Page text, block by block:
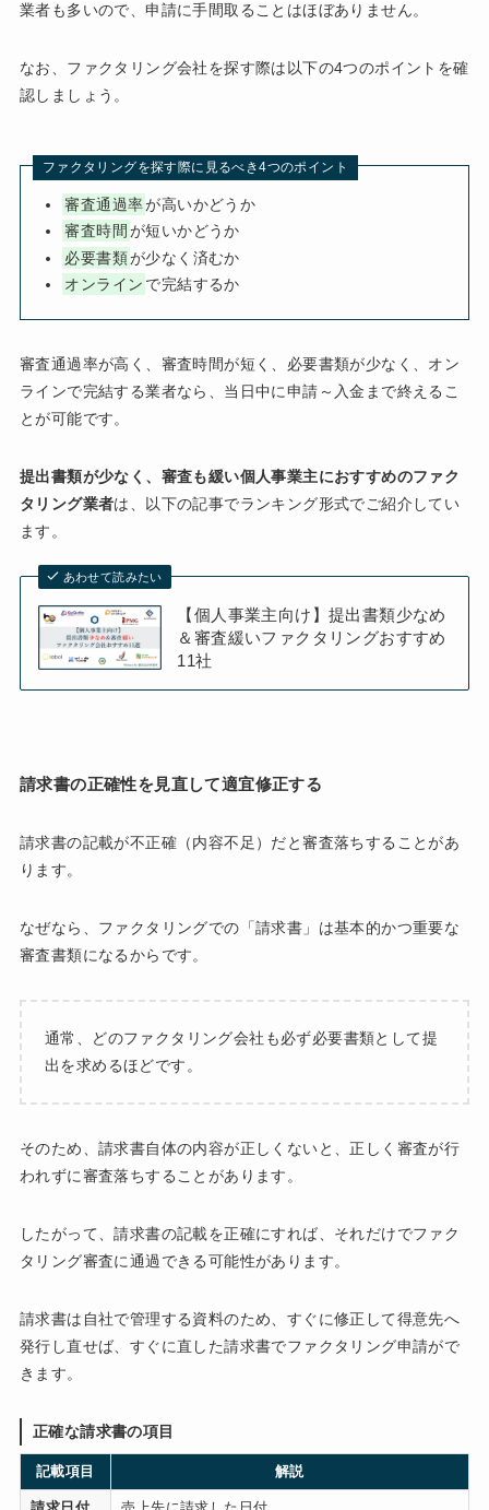
業者も多いので、申請に手間取ることはほぼありません。
なお、ファクタリング会社を探す際は以下の4つのポイントを確
認しましょう。
ファクタリングを探す際に見るべき4つのポイント
審査通過率が高いかどうか
審査時間 が短いかどうか
必要書類が少なく済むか
オンライン で完結するか
審査通過率が高く、審査時間が短く、必要書類が少なく、オン
ラインで完結する業者なら、当日中に申請～入金まで終えるこ
とが可能です。
提出書類が少なく、審査も緩い個人事業主におすすめのファク
タリング業者は、以下の記事でランキング形式でご紹介してい
ます。
あわせて読みたい
【個人事業主向け】提出書類少なめ
＆審査緩いファクタリングおすすめ
11社
請求書の正確性を見直して適宜修正する
請求書の記載が不正確（内容不足）だと審査落ちすることがあ
ります。
なぜなら、ファクタリングでの「請求書」は基本的かつ重要な
審査書類になるからです。
通常、どのファクタリング会社も必ず必要書類として提
出を求めるほどです。
そのため、請求書自体の内容が正しくないと、正しく審査が行
われずに審査落ちすることがあります。
したがって、請求書の記載を正確にすれば、それだけでファク
タリング審査に通過できる可能性があります。
請求書は自社で管理する資料のため、すぐに修正して得意先へ
発行し直せば、すぐに直した請求書でファクタリング申請がで
きます。
正確な請求書の項目
記載項目 解説